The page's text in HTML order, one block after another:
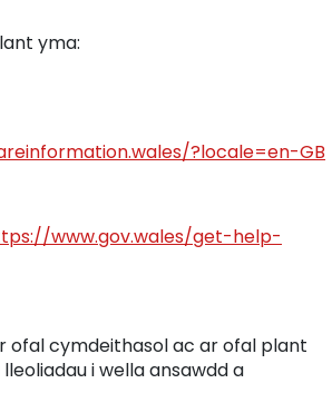
yma:
?locale=en-GB
www.gov.wales/get-help-
ofal cymdeithasol ac ar ofal plant
i wella ansawdd a